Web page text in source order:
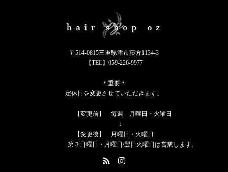
〒514-0815三重県津市藤方1134-3
【TEL】059-226-9977
＊重要＊
定休日を変更させていただきます。
【変更前】 毎週 月曜日・火曜日
↓
【変更後】 月曜日・火曜日
第３日曜日・月曜日/翌日火曜日は営業します。